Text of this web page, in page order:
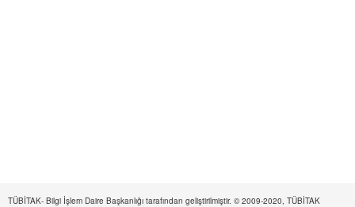
TÜBİTAK- Bilgi İşlem Daire Başkanlığı tarafından geliştirilmiştir. © 2009-2020, TÜBİTAK